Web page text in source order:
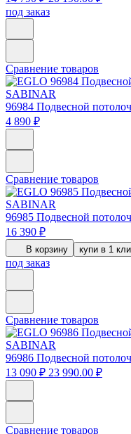
под заказ
Сравнение товаров
96984 Подвесной
4 890 ₽
Сравнение товаров
96985 Подвесной
16 390 ₽
В корзину купи в 1
под заказ
Сравнение товаров
96986 Подвесной
13 090 ₽ 23 990.00 ₽
Сравнение товаров